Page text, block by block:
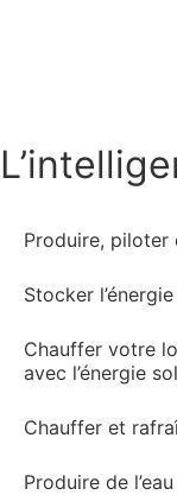
Produire, piloter
Stocker
Chauffer votre
avec l’énergie
Chauffer et
Produire de